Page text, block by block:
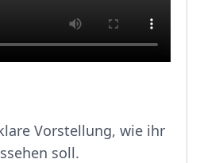
Vorstellung, wie ihr
soll.